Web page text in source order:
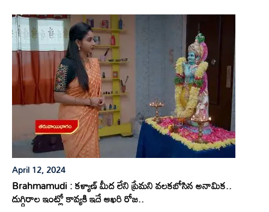
April 12, 2024
Brahmamudi : కళ్యాణ్ మీద లేని ప్రేమని వలకబోసిన అనామిక..
దుగ్గిరాల ఇంట్లో కావ్యకి ఇదే ఆఖరి రోజ..